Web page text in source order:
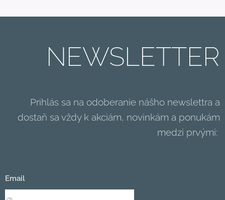
NEWSLETTER
Prihlás sa na odoberanie nášho newslettra a
dostaň sa vždy k akciám, novinkám a ponukám
medzi prvými:
Email